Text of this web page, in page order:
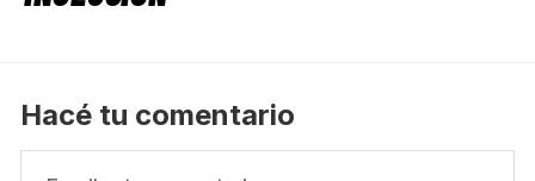
Hacé tu comentario